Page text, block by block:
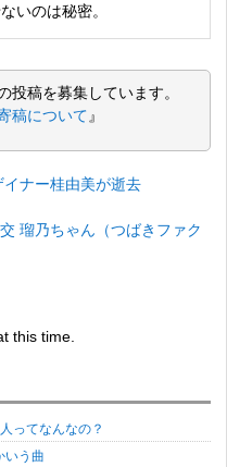
いのは秘密。
投稿を募集しています。
稿について 』
ナー桂由美が逝去
瑠乃ちゃん（つばきファク
this time.
ってなんなの？
いう曲